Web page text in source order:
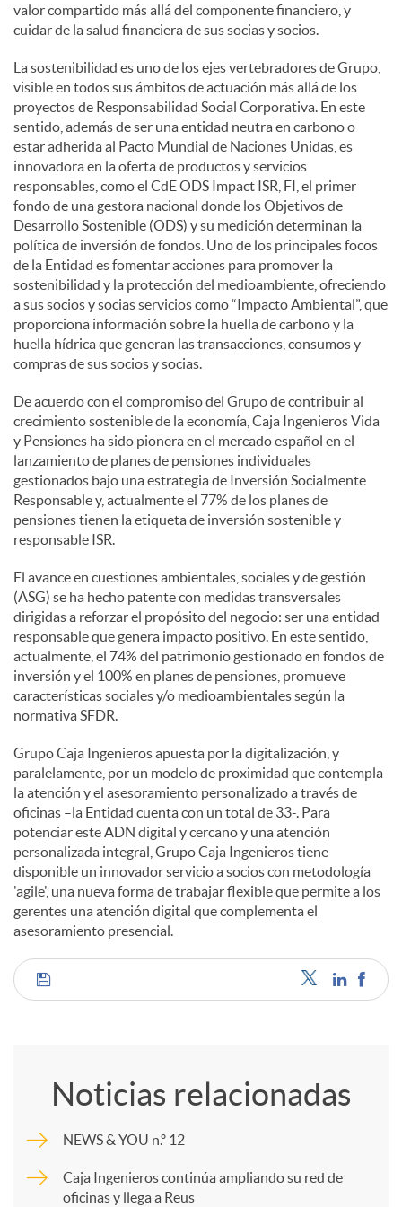
valor compartido más allá del componente financiero, y
cuidar de la salud financiera de sus socias y socios.
La sostenibilidad es uno de los ejes vertebradores de Grupo,
visible en todos sus ámbitos de actuación más allá de los
proyectos de Responsabilidad Social Corporativa. En este
sentido, además de ser una entidad neutra en carbono o
estar adherida al Pacto Mundial de Naciones Unidas, es
innovadora en la oferta de productos y servicios
responsables, como el CdE ODS Impact ISR, FI, el primer
fondo de una gestora nacional donde los Objetivos de
Desarrollo Sostenible (ODS) y su medición determinan la
política de inversión de fondos. Uno de los principales focos
de la Entidad es fomentar acciones para promover la
sostenibilidad y la protección del medioambiente, ofreciendo
a sus socios y socias servicios como “Impacto Ambiental”, que
proporciona información sobre la huella de carbono y la
huella hídrica que generan las transacciones, consumos y
compras de sus socios y socias.
De acuerdo con el compromiso del Grupo de contribuir al
crecimiento sostenible de la economía, Caja Ingenieros Vida
y Pensiones ha sido pionera en el mercado español en el
lanzamiento de planes de pensiones individuales
gestionados bajo una estrategia de Inversión Socialmente
Responsable y, actualmente el 77% de los planes de
pensiones tienen la etiqueta de inversión sostenible y
responsable ISR.
El avance en cuestiones ambientales, sociales y de gestión
(ASG) se ha hecho patente con medidas transversales
dirigidas a reforzar el propósito del negocio: ser una entidad
responsable que genera impacto positivo. En este sentido,
actualmente, el 74% del patrimonio gestionado en fondos de
inversión y el 100% en planes de pensiones, promueve
características sociales y/o medioambientales según la
normativa SFDR.
Grupo Caja Ingenieros apuesta por la digitalización, y
paralelamente, por un modelo de proximidad que contempla
la atención y el asesoramiento personalizado a través de
oficinas –la Entidad cuenta con un total de 33-. Para
potenciar este ADN digital y cercano y una atención
personalizada integral, Grupo Caja Ingenieros tiene
disponible un innovador servicio a socios con metodología
'agile', una nueva forma de trabajar flexible que permite a los
gerentes una atención digital que complementa el
asesoramiento presencial.
C
p
Noticias relacionadas
NEWS & YOU n.º 12
Caja Ingenieros continúa ampliando su red de
oficinas y llega a Reus